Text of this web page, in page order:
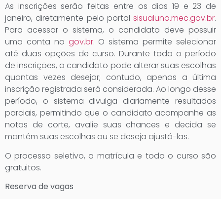
As inscrições serão feitas entre os dias 19 e 23 de
janeiro, diretamente pelo portal sisualuno.mec.gov.br.
Para acessar o sistema, o candidato deve possuir
uma conta no gov.br. O sistema permite selecionar
até duas opções de curso. Durante todo o período
de inscrições, o candidato pode alterar suas escolhas
quantas vezes desejar; contudo, apenas a última
inscrição registrada será considerada. Ao longo desse
período, o sistema divulga diariamente resultados
parciais, permitindo que o candidato acompanhe as
notas de corte, avalie suas chances e decida se
mantém suas escolhas ou se deseja ajustá-las.
O processo seletivo, a matrícula e todo o curso são
gratuitos.
Reserva de vagas